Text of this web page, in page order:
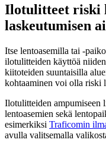
Ilotulitteet riski
laskeutumisen
Itse lentoasemilla tai -
ilotulitteiden käyttöä
kiitoteiden suuntaisilla
kohtaaminen voi olla riski
Ilotulitteiden
lentoasemien sekä
esimerkiksi Traficomin
avulla valitsemalla